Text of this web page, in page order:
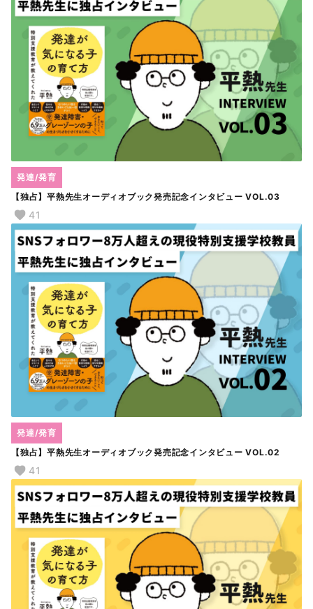
【独占】平熱先生オーディオブック発売記念インタビュー VOL.03
発達/発育
41
【独占】平熱先生オーディオブック発売記念インタビュー VOL.02
発達/発育
41